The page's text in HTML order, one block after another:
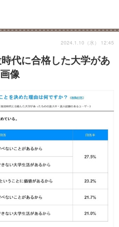
代に合格した大学があ
像
2024.1.10（水） 12:45